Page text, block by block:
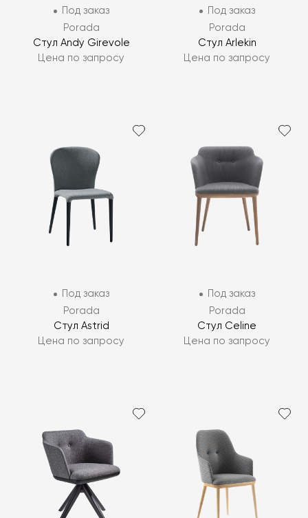
Под заказ
Porada
Стул Andy Girevole
Цена по запросу
Под заказ
Porada
Стул Arlekin
Цена по запросу
Под заказ
Porada
Стул Astrid
Цена по запросу
Под заказ
Porada
Стул Celine
Цена по запросу